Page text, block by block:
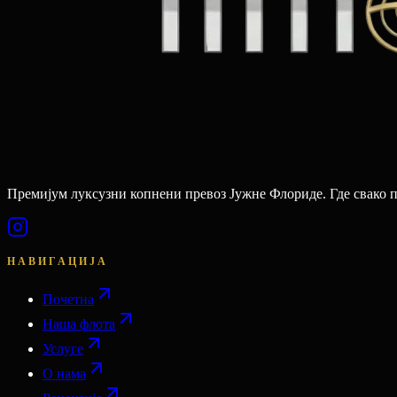
Премијум луксузни копнени превоз Јужне Флориде. Где свако
НАВИГАЦИЈА
Почетна
Наша флота
Услуге
О нама